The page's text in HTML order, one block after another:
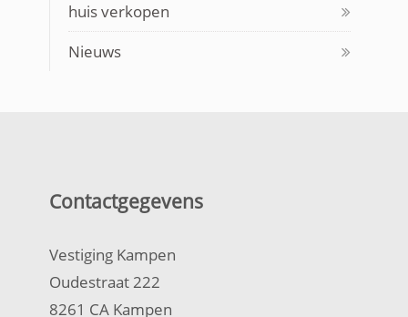
huis verkopen
Nieuws
Contactgegevens
Vestiging Kampen
Oudestraat 222
8261 CA Kampen